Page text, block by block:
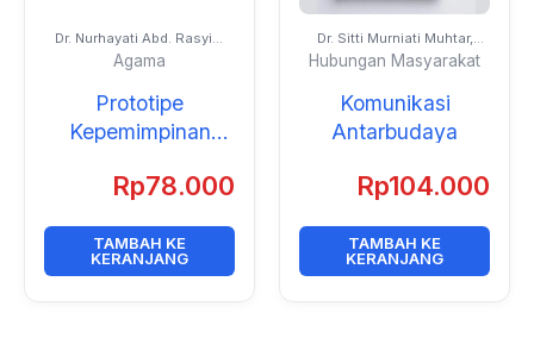
Dr. Nurhayati Abd. Rasyid,
S.Ag., M.Fil.I.
Agama
Prototipe
Kepemimpinan
Masyarakat Islam
Rp78.000
TAMBAH KE
KERANJANG
Dr. Sitti Murniati Muhtar,
S.Sos., S.H., M.I.Kom., Prof.
Dr. Jeanny Maria Fatimah,
S.Sos., M.Si.
Hubungan Masyarakat
Komunikasi
Antarbudaya
Rp104.000
TAMBAH KE
KERANJANG